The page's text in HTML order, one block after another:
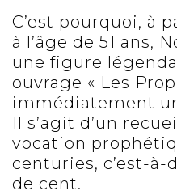
C’est pourquoi, à
à l’âge de 51 ans,
une figure
ouvrage « Les
immédiatement
Il s’agit d’un
vocation
centuries, c’est-
de cent.